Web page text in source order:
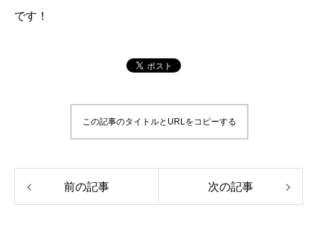
です！
この記事のタイトルとURLをコピーする
前の記事 次の記事